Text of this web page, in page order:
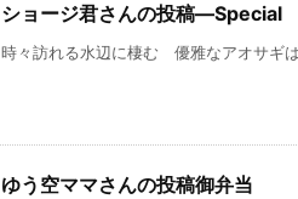
ショージ君さんの投稿
時々訪れる水辺に棲む 優雅なアオサギ
ゆう空ママさんの投稿御弁当